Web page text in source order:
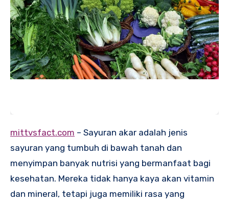
mittvsfact.com – Sayuran akar adalah jenis
sayuran yang tumbuh di bawah tanah dan
menyimpan banyak nutrisi yang bermanfaat bagi
kesehatan. Mereka tidak hanya kaya akan vitamin
dan mineral, tetapi juga memiliki rasa yang